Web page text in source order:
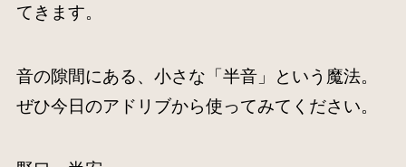
てきます。
音の隙間にある、小さな「半音」という魔法。
ぜひ今日のアドリブから使ってみてください。